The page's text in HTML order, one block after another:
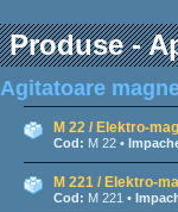
Produse -
Agitatoare
M 22 / Elektro-mag
Cod: M 22 •
M 221 / Elektro-
Cod: M 221 •